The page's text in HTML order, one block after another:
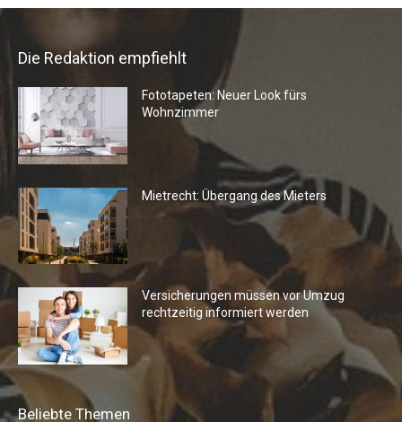
Die Redaktion empfiehlt
Fototapeten: Neuer Look fürs
Wohnzimmer
Mietrecht: Übergang des Mieters
Versicherungen müssen vor Umzug
rechtzeitig informiert werden
Beliebte Themen